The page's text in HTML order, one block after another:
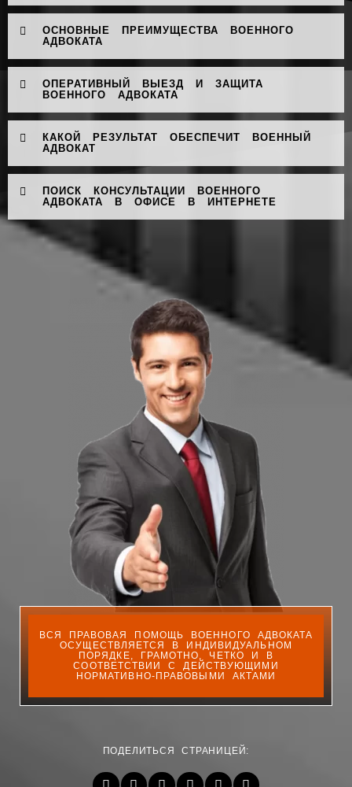
ОСНОВНЫЕ ПРЕИМУЩЕСТВА ВОЕННОГО
АДВОКАТА
ОПЕРАТИВНЫЙ ВЫЕЗД И ЗАЩИТА
ВОЕННОГО АДВОКАТА
КАКОЙ РЕЗУЛЬТАТ ОБЕСПЕЧИТ ВОЕННЫЙ
АДВОКАТ
ПОИСК КОНСУЛЬТАЦИИ ВОЕННОГО
АДВОКАТА В ОФИСЕ В ИНТЕРНЕТЕ
ВСЯ ПРАВОВАЯ ПОМОЩЬ ВОЕННОГО АДВОКАТА
ОСУЩЕСТВЛЯЕТСЯ В ИНДИВИДУАЛЬНОМ
ПОРЯДКЕ, ГРАМОТНО, ЧЕТКО И В
СООТВЕТСТВИИ С ДЕЙСТВУЮЩИМИ
НОРМАТИВНО-ПРАВОВЫМИ АКТАМИ
ПОДЕЛИТЬСЯ СТРАНИЦЕЙ: